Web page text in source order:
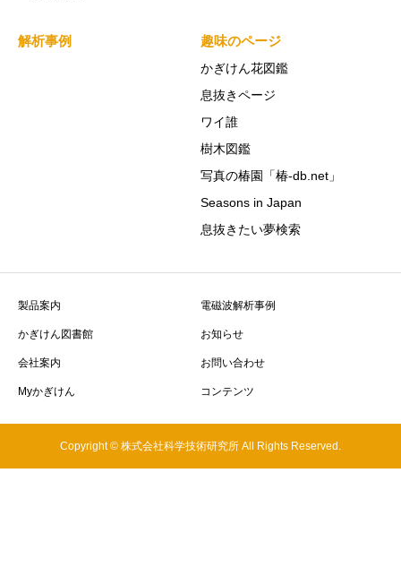
解析事例 趣味のページ
かぎけん花図鑑
息抜きページ
ワイ誰
樹木図鑑
写真の椿園「椿-db.net」
Seasons in Japan
息抜きたい夢検索
製品案内 電磁波解析事例
かぎけん図書館 お知らせ
会社案内 お問い合わせ
Myかぎけん コンテンツ
Copyright © 株式会社科学技術研究所 All Rights Reserved.